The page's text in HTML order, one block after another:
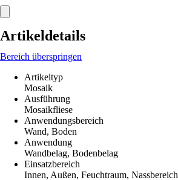
Artikeldetails
Bereich überspringen
Artikeltyp
Mosaik
Ausführung
Mosaikfliese
Anwendungsbereich
Wand, Boden
Anwendung
Wandbelag, Bodenbelag
Einsatzbereich
Innen, Außen, Feuchtraum, Nassbereich